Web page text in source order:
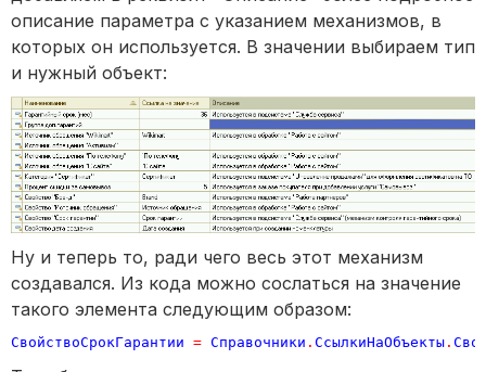
описание параметра с указанием механизмов, в
которых он используется. В значении выбираем тип
и нужный объект:
Ну и теперь то, ради чего весь этот механизм
создавался. Из кода можно сослаться на значение
такого элемента следующим образом:
СвойствоСрокГарантии = Справочники . СсылкиНаОбъекты .